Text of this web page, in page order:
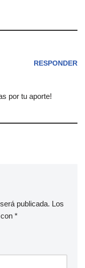
RESPONDER
por tu aporte!
publicada. Los
*